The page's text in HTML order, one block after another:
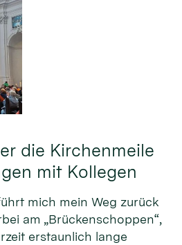
die Kirchenmeile
mit Kollegen
mich mein Weg zurück
am „Brückenschoppen“,
erstaunlich lange